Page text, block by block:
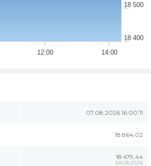
12:00 14:00
18 400
18 500
07.08.2026 16:00:11
18 864,02
18 479,44
(06.08.2026)